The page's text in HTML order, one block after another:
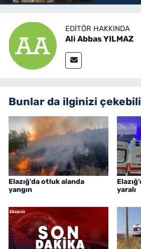
EDITÖR HAKKINDA
Ali Abbas YILMAZ
Bunlar da ilginizi
Elazığ'da otluk alanda
yangın
yaralı